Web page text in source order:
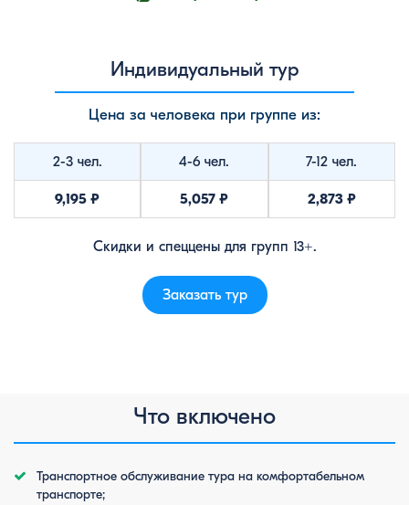
Индивидуальный тур
Цена за человека при группе из:
2-3 чел.
9,195 ₽
4-6 чел.
5,057 ₽
7-12 чел.
2,873 ₽
Скидки и спеццены для групп 13+.
Заказать тур
Что включено
Транспортное обслуживание тура на комфортабельном
транспорте;